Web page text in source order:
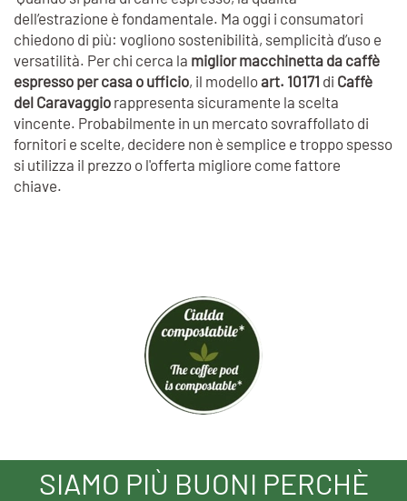
dell’estrazione è fondamentale. Ma oggi i consumatori
chiedono di più: vogliono sostenibilità, semplicità d’uso e
versatilità. Per chi cerca la miglior macchinetta da caffè
espresso per casa o ufficio, il modelloart. 10171 di Caffè
del Caravaggio rappresenta sicuramente la scelta
vincente. Probabilmente in un mercato sovraffollato di
fornitori e scelte, decidere non è semplice e troppo spesso
si utilizza il prezzo o l'offerta migliore come fattore
chiave.
SIAMO PIÙ BUONI PERCHÈ